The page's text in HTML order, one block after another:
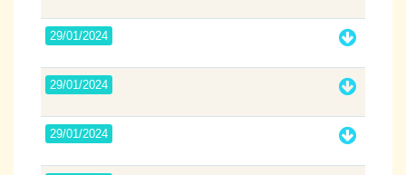
29/01/2024
29/01/2024
29/01/2024